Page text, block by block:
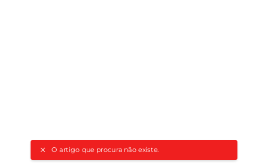
O artigo que procura não existe.